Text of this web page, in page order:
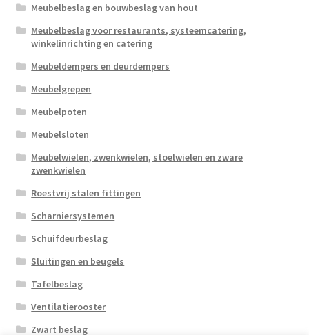
Meubelbeslag en bouwbeslag van hout
Meubelbeslag voor restaurants, systeemcatering,
winkelinrichting en catering
Meubeldempers en deurdempers
Meubelgrepen
Meubelpoten
Meubelsloten
Meubelwielen, zwenkwielen, stoelwielen en zware
zwenkwielen
Roestvrij stalen fittingen
Scharniersystemen
Schuifdeurbeslag
Sluitingen en beugels
Tafelbeslag
Ventilatierooster
Zwart beslag